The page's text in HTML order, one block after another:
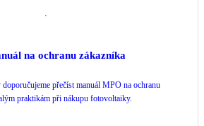
na ochranu zákazníka
přečíst manuál MPO na ochranu
praktikám při nákupu fotovoltaiky.